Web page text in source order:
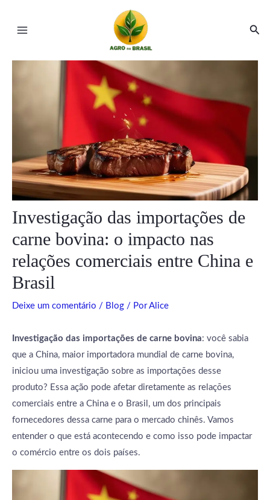
Menu
Investigação das importações de
carne bovina: o impacto nas
relações comerciais entre China e
Brasil
Deixe um comentário / Blog / PorAlice
Investigação das importações de carne bovina: você sabia
que a China, maior importadora mundial de carne bovina,
iniciou uma investigação sobre as importações desse
produto? Essa ação pode afetar diretamente as relações
comerciais entre a China e o Brasil, um dos principais
fornecedores dessa carne para o mercado chinês. Vamos
entender o que está acontecendo e como isso pode impactar
o comércio entre os dois países.